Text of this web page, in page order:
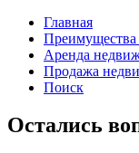
Главная
Преимущества
Аренда
Продажа
Поиск
Остались